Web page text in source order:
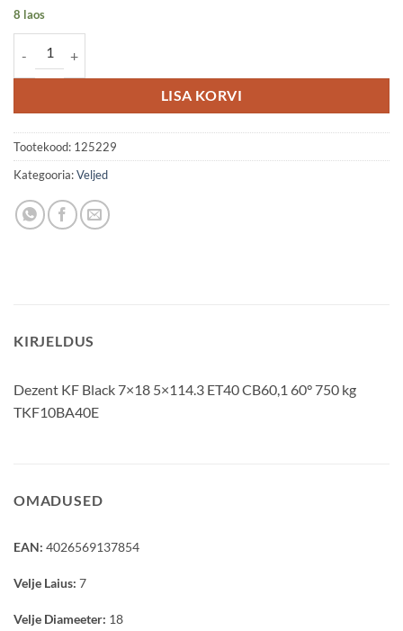
8 laos
LISA KORVI
Tootekood: 125229
Kategooria:Veljed
KIRJELDUS
Dezent KF Black 7×18 5×114.3 ET40 CB60,1 60° 750 kg
TKF10BA40E
OMADUSED
EAN: 4026569137854
Velje Laius: 7
Velje Diameeter: 18